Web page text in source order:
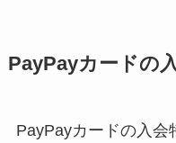
PayPayカードの
PayPayカードの入会